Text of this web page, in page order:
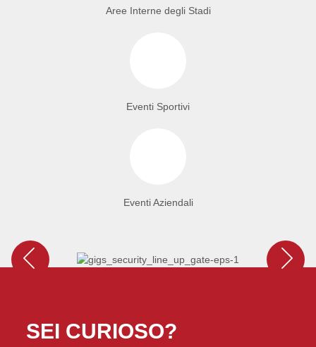
Aree Interne degli Stadi
Eventi Sportivi
Eventi Aziendali
SEI CURIOSO?